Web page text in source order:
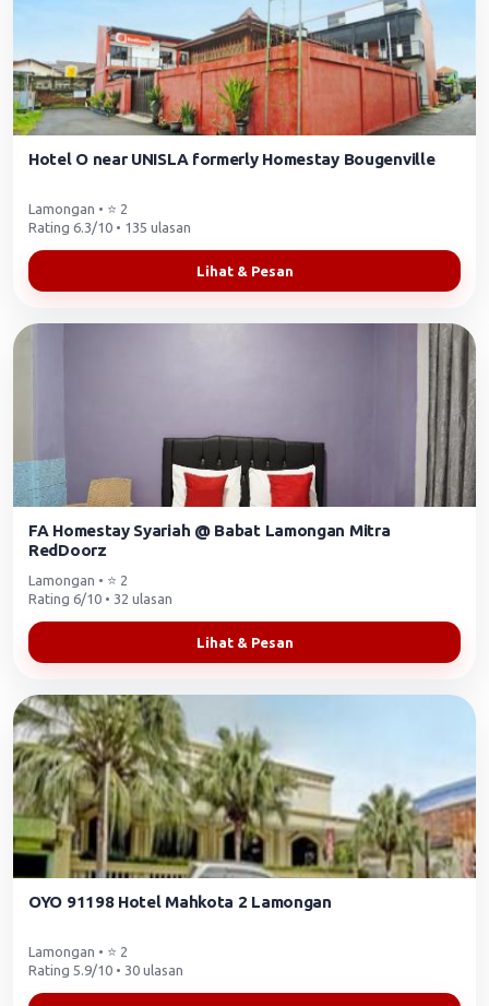
Hotel O near UNISLA formerly Homestay Bougenville
Lamongan • ⭐ 2
Rating 6.3/10 • 135 ulasan
Lihat & Pesan
FA Homestay Syariah @ Babat Lamongan Mitra
RedDoorz
Lamongan • ⭐ 2
Rating 6/10 • 32 ulasan
Lihat & Pesan
OYO 91198 Hotel Mahkota 2 Lamongan
Lamongan • ⭐ 2
Rating 5.9/10 • 30 ulasan